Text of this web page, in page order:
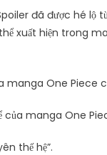
đã được hé lộ
xuất hiện trong
của manga One
thế hệ”.